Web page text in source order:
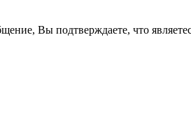
Вы подтверждаете, что